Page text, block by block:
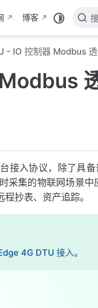
博客
- IO 控制器 Modbus
接入协议，除了具
采集的物联网场景
抄表、资产追踪。
4G DTU 接入。